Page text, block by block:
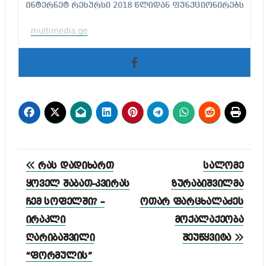
ინტერნეტ რესურსი 2018 წლიდან ფუნქციონირებს
multimedia.ge
პოსტის
ნავიგაცია
რას დადიხართ
ყოველ შაბათ-კვირას
ჩემ სოფელში? –
ირაკლი
ღარიბაშვილი
“ფორმულის”
სალომე
ზურაბიშვილმა
ოთარ ფარცხალაძეს
მოქალაქეობა
შეუწყვიტა